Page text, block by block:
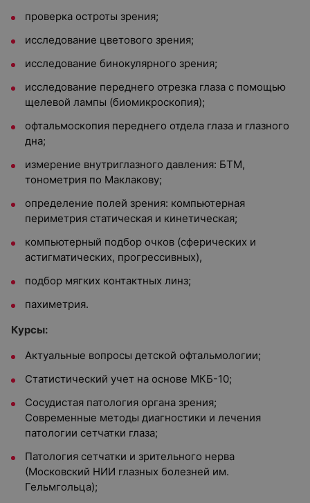
проверка остроты зрения;
исследование цветового зрения;
исследование бинокулярного зрения;
исследование переднего отрезка глаза с помощью
щелевой лампы (биомикроскопия);
офтальмоскопия переднего отдела глаза и глазного
дна;
измерение внутриглазного давления: БТМ,
тонометрия по Маклакову;
определение полей зрения: компьютерная
периметрия статическая и кинетическая;
компьютерный подбор очков (сферических и
астигматических, прогрессивных),
подбор мягких контактных линз;
пахиметрия.
Курсы:
Актуальные вопросы детской офтальмологии;
Статистический учет на основе МКБ-10;
Сосудистая патология органа зрения;
Современные методы диагностики и лечения
патологии сетчатки глаза;
Патология сетчатки и зрительного нерва
(Московский НИИ глазных болезней им.
Гельмгольца);